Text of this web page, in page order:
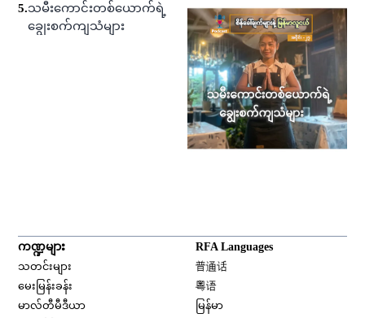
5.သမီးကောင်းတစ်ယောက်ရဲ့
ချွေးစက်ကျသံများ
ကဏ္ဍများ
သတင်းများ
မေးမြန်းခန်း
မာလ်တီမီဒီယာ
RFA Languages
普通话
粤语
မြန်မာ